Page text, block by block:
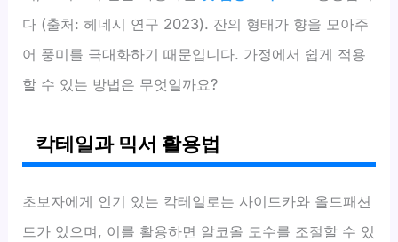
다 (출처: 헤네시 연구 2023). 잔의 형태가 향을 모아주
어 풍미를 극대화하기 때문입니다. 가정에서 쉽게 적용
할 수 있는 방법은 무엇일까요?
칵테일과 믹서 활용법
초보자에게 인기 있는 칵테일로는 사이드카와 올드패션
드가 있으며, 이를 활용하면 알코올 도수를 조절할 수 있